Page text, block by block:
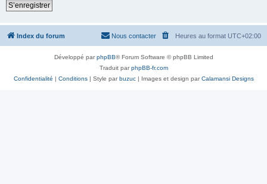
S’enregistrer
Index du forum Heures au format UTC+02:00
Nous contacter
Développé parphpBB® Forum Software © phpBB Limited
Traduit parphpBB-fr.com
Confidentialité | Conditions| Style parbuzuc| Images et design parCalamansi Designs